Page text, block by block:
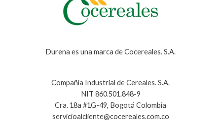
Durena es una marca de Cocereales. S.A.
Compañía Industrial de Cereales. S.A.
NIT 860.501.848-9
Cra. 18a #1G-49, Bogotá Colombia
servicioalcliente@cocereales.com.co